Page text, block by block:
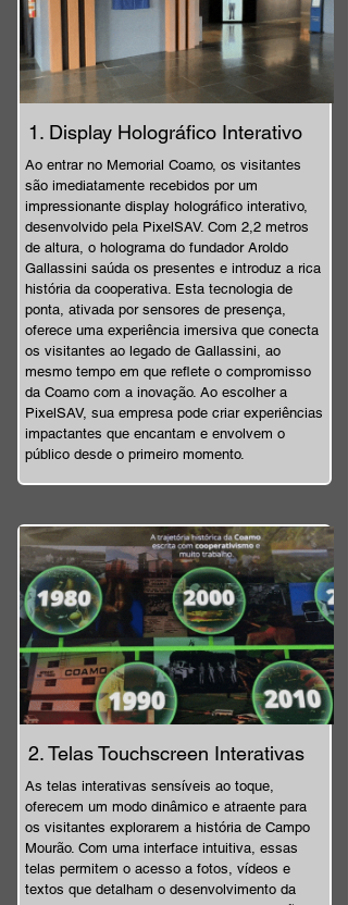
1. Display Holográfico Interativo
Ao entrar no Memorial Coamo, os visitantes
são imediatamente recebidos por um
impressionante display holográfico interativo,
desenvolvido pela PixelSAV. Com 2,2 metros
de altura, o holograma do fundador Aroldo
Gallassini saúda os presentes e introduz a rica
história da cooperativa. Esta tecnologia de
ponta, ativada por sensores de presença,
oferece uma experiência imersiva que conecta
os visitantes ao legado de Gallassini, ao
mesmo tempo em que reflete o compromisso
da Coamo com a inovação. Ao escolher a
PixelSAV, sua empresa pode criar experiências
impactantes que encantam e envolvem o
público desde o primeiro momento.
2. Telas Touchscreen Interativas
As telas interativas sensíveis ao toque,
oferecem um modo dinâmico e atraente para
os visitantes explorarem a história de Campo
Mourão. Com uma interface intuitiva, essas
telas permitem o acesso a fotos, vídeos e
textos que detalham o desenvolvimento da